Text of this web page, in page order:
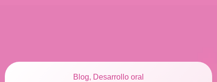
Blog, Desarrollo oral